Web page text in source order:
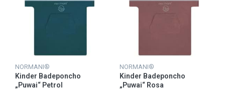
NORMANI®
Kinder Badeponcho
„Puwai“ Petrol
NORMANI®
Kinder Badeponcho
„Puwai“ Rosa